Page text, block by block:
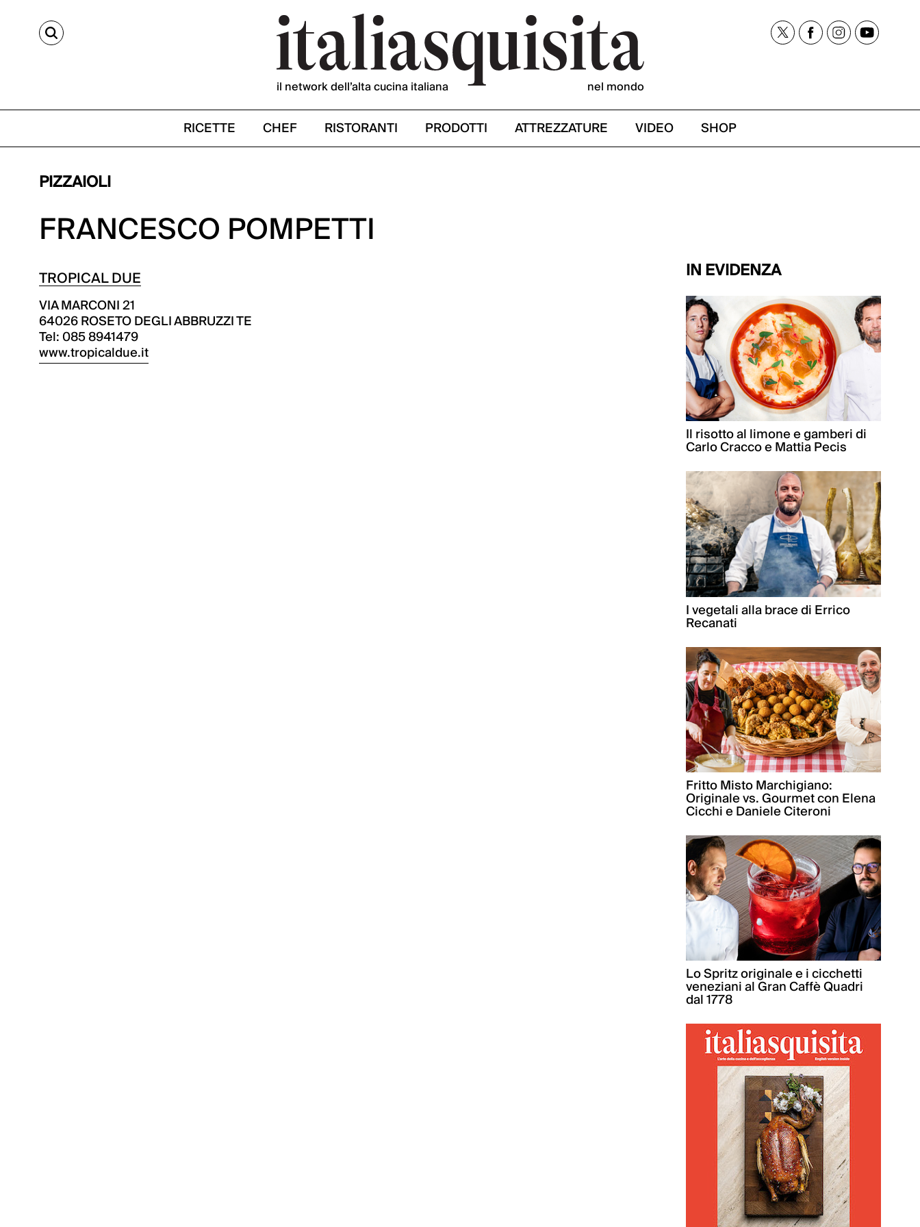
CERCA
il network dell’alta cucina italiana nel mondo
RICETTE CHEF RISTORANTI PRODOTTI ATTREZZATURE VIDEO SHOP
PIZZAIOLI
FRANCESCO POMPETTI
TROPICAL DUE
VIA MARCONI 21
64026 ROSETO DEGLI ABBRUZZI TE
Tel: 085 8941479
www.tropicaldue.it
IN EVIDENZA
Il risotto al limone e gamberi di
Carlo Cracco e Mattia Pecis
I vegetali alla brace di Errico
Recanati
Fritto Misto Marchigiano:
Originale vs. Gourmet con Elena
Cicchi e Daniele Citeroni
Lo Spritz originale e i cicchetti
veneziani al Gran Caffè Quadri
dal 1778